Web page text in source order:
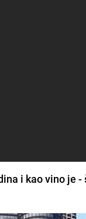
i kao vino je